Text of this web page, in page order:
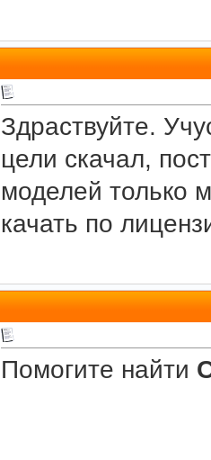
Здраствуйте.
цели скачал,
моделей только
качать по
Помогите найти